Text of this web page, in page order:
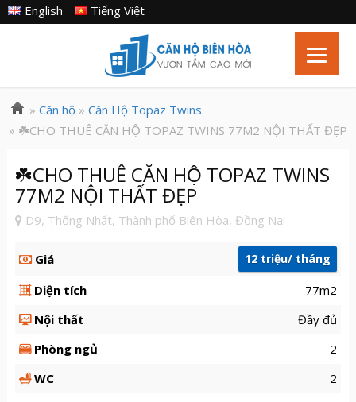
Tiếng Việt
English
» Căn hộ» Căn Hộ Topaz Twins
» ☘️CHO THUÊ CĂN HỘ TOPAZ TWINS 77M2 NỘI THẤT ĐẸP
☘️CHO THUÊ CĂN HỘ TOPAZ TWINS
77M2 NỘI THẤT ĐẸP
D9, Thống Nhất, Thành phố Biên Hòa, Đồng Nai
Giá 12 triệu/ tháng
Diện tích
77m2
Nội thất
Đầy đủ
Phòng ngủ
2
WC
2